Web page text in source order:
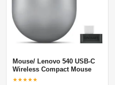
Mouse/ Lenovo 540 USB-C
Wireless Compact Mouse
★★★★★